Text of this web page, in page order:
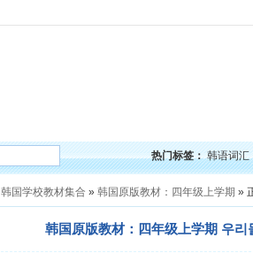
热门标签： 韩语词汇
韩国学校教材集合 » 韩国原版教材：四年级上学期 »
韩国原版教材：四年级上学期 우리